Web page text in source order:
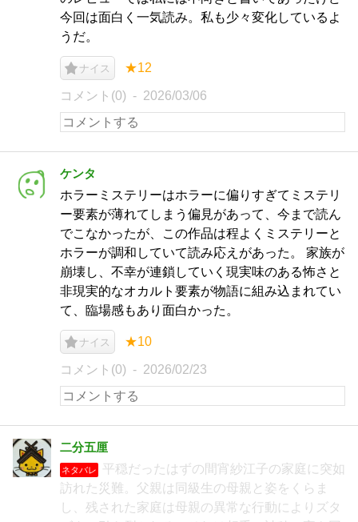
今回は面白く一気読み。私も少々変化しているよ
うだ。
ナイス ★12
コメント(0) 2026/03/06
ケンタ
ホラーミステリーはホラーに偏りすぎてミステリ
ー要素が薄れてしまう偏見があって、今まで読ん
でこなかったが、この作品は程よくミステリーと
ホラーが調和していて読み応えがあった。 家族が
崩壊し、不幸が連鎖していく現実味のある怖さと
非現実的なオカルト要素が物語に組み込まれてい
て、臨場感もあり面白かった。
ナイス ★10
コメント(0) 2026/02/23
二分五厘
ネタバレ
平穏だったはずの間宵紗江子の家庭に突如
訪れた災難。父親は同級生の母親と姿をくらま
し、残された家庭は母親の異常な行動によりズタ